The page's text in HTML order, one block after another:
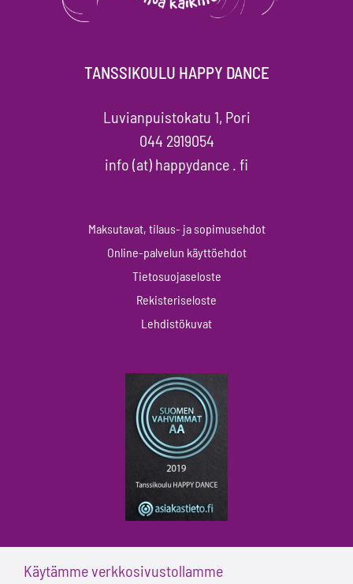
TANSSIKOULU HAPPY DANCE
Luvianpuistokatu 1, Pori
044 2919054
info (at) happydance . fi
Maksutavat, tilaus- ja sopimusehdot
Online-palvelun käyttöehdot
Tietosuojaseloste
Rekisteriseloste
Lehdistökuvat
Käytämme verkkosivustollamme